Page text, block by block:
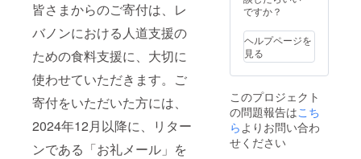
皆さまからのご寄付は、レ
バノンにおける人道支援の
ための食料支援に、大切に
使わせていただきます。ご
寄付をいただいた方には、
2024年12月以降に、リター
ンである「お礼メール」を
ですか？
ヘルプページを
見る
このプロジェクト
の問題報告はこち
らよりお問い合わ
せください